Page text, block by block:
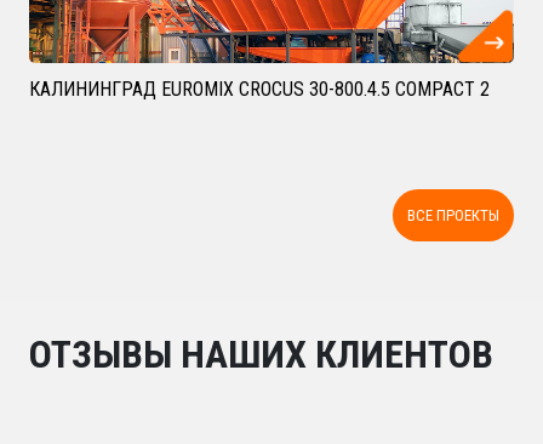
КАЛИНИНГРАД EUROMIX CROCUS 30-800.4.5 COMPACT 2
ВСЕ ПРОЕКТЫ
ОТЗЫВЫ НАШИХ КЛИЕНТОВ